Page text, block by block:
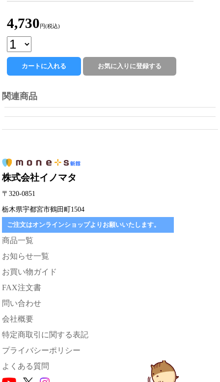
4,730 円(税込)
関連商品
株式会社イノマタ
〒320-0851
栃木県宇都宮市鶴田町1504
ご注文はオンラインショップよりお願いいたします。
商品一覧
お知らせ一覧
お買い物ガイド
FAX注文書
問い合わせ
会社概要
特定商取引に関する表記
プライバシーポリシー
よくある質問